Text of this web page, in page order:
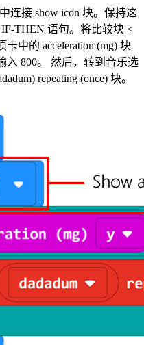
连接 show icon 块。保持这
THEN 语句。将比较块 <
中的 acceleration (mg) 块
入 800。 然后，转到音乐选
repeating (once) 块。